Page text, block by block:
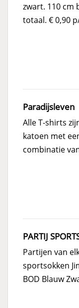
zwart. 110 cm
totaal. € 0,90
Paradijsleven
Alle T-shirts
katoen met
combinatie
PARTIJ
Partijen van
sportsokken
BOD Blauw